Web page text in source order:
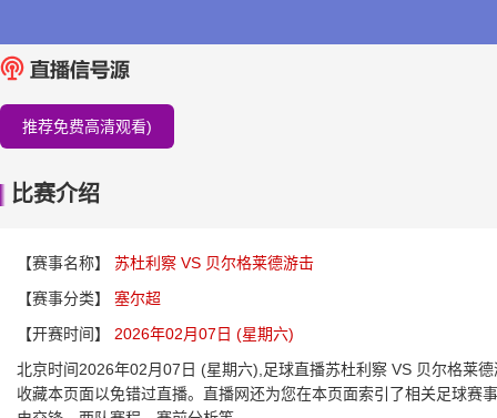
推荐免费高清观看)
比赛介绍
【赛事名称】
苏杜利察 VS 贝尔格莱德游击
【赛事分类】
塞尔超
【开赛时间】
2026年02月07日 (星期六)
北京时间2026年02月07日 (星期六),足球直播苏杜利察 VS 贝尔格莱
收藏本页面以免错过直播。直播网还为您在本页面索引了相关足球赛